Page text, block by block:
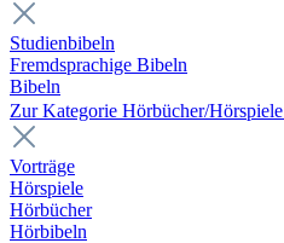
Studienbibeln
Fremdsprachige Bibeln
Bibeln
Zur Kategorie Hörbücher/Hörspiele
Vorträge
Hörspiele
Hörbücher
Hörbibeln